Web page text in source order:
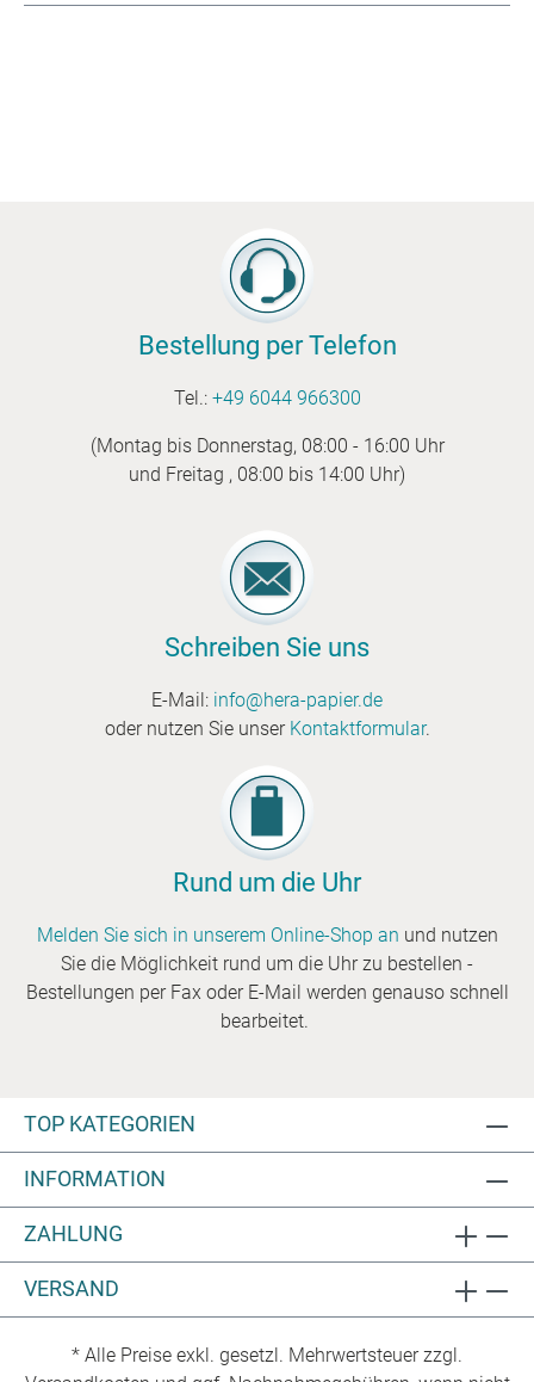
Bestellung per Telefon
Tel.: +49 6044 966300
(Montag bis Donnerstag, 08:00 - 16:00 Uhr
und Freitag , 08:00 bis 14:00 Uhr)
Schreiben Sie uns
E-Mail: info@hera-papier.de
oder nutzen Sie unser Kontaktformular.
Rund um die Uhr
Melden Sie sich in unserem Online-Shop an und nutzen
Sie die Möglichkeit rund um die Uhr zu bestellen -
Bestellungen per Fax oder E-Mail werden genauso schnell
bearbeitet.
TOP KATEGORIEN
INFORMATION
ZAHLUNG
VERSAND
* Alle Preise exkl. gesetzl. Mehrwertsteuer zzgl.